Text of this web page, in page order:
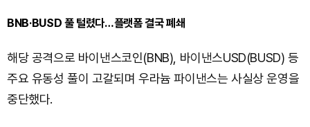
BNB·BUSD 풀 털렸다…플랫폼 결국 폐쇄
해당 공격으로 바이낸스코인(BNB), 바이낸스USD(BUSD) 등
주요 유동성 풀이 고갈되며 우라늄 파이낸스는 사실상 운영을
중단했다.